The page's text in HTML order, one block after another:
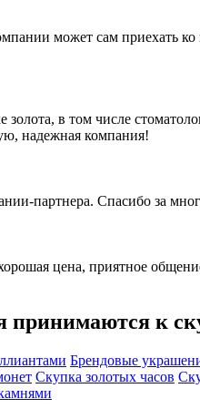
может сам приехать
золота, в том числе
надежная компания!
партнера. Спасибо за
цена, приятное
принимаются к
Брендовые
Скупка золотых часов